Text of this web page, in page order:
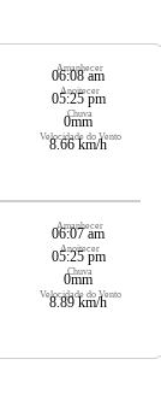
Amanhecer
06:08 am
Anoitecer
05:25 pm
Chuva
0mm
Velocidade do Vento
8.66 km/h
Amanhecer
06:07 am
Anoitecer
05:25 pm
Chuva
0mm
Velocidade do Vento
8.89 km/h